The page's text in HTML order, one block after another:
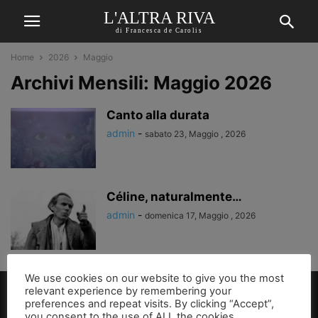
L'ALTRA RIVA
di Francesca de Carolis
Home 2026 Maggio
Archivi Mensili: Maggio 2026
Canto alla durata
admin - sabato 23, Maggio , 2026
Céline, naturalmente…
admin - domenica 17, Maggio , 2026
We use cookies on our website to give you the most
relevant experience by remembering your
preferences and repeat visits. By clicking “Accept”,